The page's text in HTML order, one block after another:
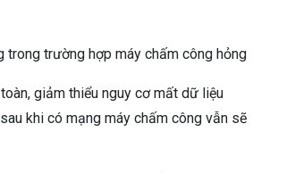
trường hợp máy chấm công hỏng
giảm thiểu nguy cơ mất dữ liệu
khi có mạng máy chấm công vẫn sẽ